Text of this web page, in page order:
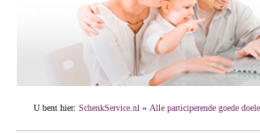
U bent hier: SchenkService.nl » Alle participerende goede